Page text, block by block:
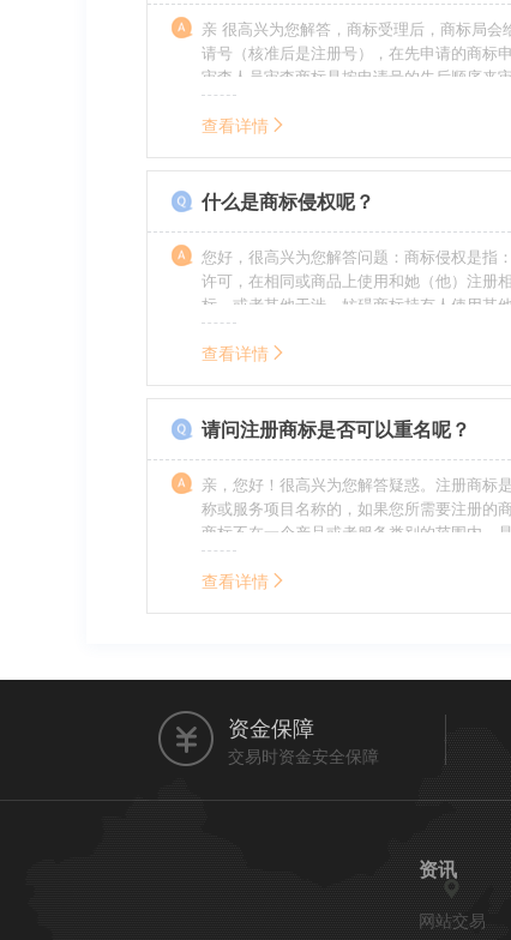
亲 很高兴为您解答，商标受理后，商标局会
请号（核准后是注册号），在先申请的商标
审查人员审查商标是按申请号的先后顺序来
特殊情况（受理案件需要，被异议等），不会
前。
查看详情
什么是商标侵权呢？
您好，很高兴为您解答问题：商标侵权是指
许可，在相同或商品上使用和她（他）注册
标，或者其他干涉、妨碍商标持有人使用其
商标持有人合法权益的其他行为。侵权的人通
的责任，明知侵权的行为的人要承担赔偿的责
查看详情
请问注册商标是否可以重名呢？
亲，您好！很高兴为您解答疑惑。注册商标
称或服务项目名称的，如果您所需要注册的
商标不在一个产品或者服务类别的范围内，
名称的。希望我的回答能帮到您。
查看详情
资金保障
交易时资金安全保障
资讯
网站交易